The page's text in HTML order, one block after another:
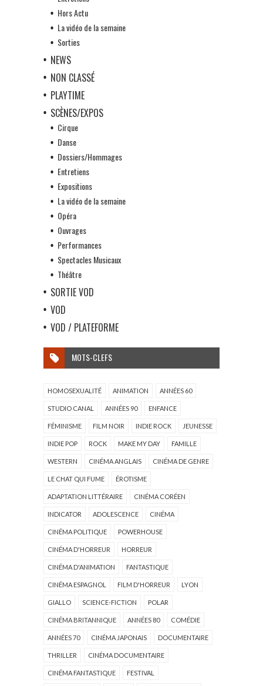
Hors Actu
La vidéo de la semaine
Sorties
NEWS
NON CLASSÉ
PLAYTIME
SCÈNES/EXPOS
Cirque
Danse
Dossiers/Hommages
Entretiens
Expositions
La vidéo de la semaine
Opéra
Ouvrages
Performances
Spectacles Musicaux
Théâtre
SORTIE VOD
VOD
VOD / PLATEFORME
MOTS-CLEFS
HOMOSEXUALITÉ ANIMATION ANNÉES 60
STUDIO CANAL ANNÉES 90 ENFANCE
FÉMINISME FILM NOIR INDIE ROCK JEUNESSE
INDIE POP ROCK MAKE MY DAY FAMILLE
WESTERN CINÉMA ANGLAIS CINÉMA DE GENRE
LE CHAT QUI FUME ÉROTISME
ADAPTATION LITTÉRAIRE CINÉMA CORÉEN
INDICATOR ADOLESCENCE CINÉMA
CINÉMA POLITIQUE POWERHOUSE
CINÉMA D'HORREUR HORREUR
CINÉMA D'ANIMATION FANTASTIQUE
CINÉMA ESPAGNOL FILM D'HORREUR LYON
GIALLO SCIENCE-FICTION POLAR
CINÉMA BRITANNIQUE ANNÉES 80 COMÉDIE
ANNÉES 70 CINÉMA JAPONAIS DOCUMENTAIRE
THRILLER CINÉMA DOCUMENTAIRE
CINÉMA FANTASTIQUE FESTIVAL